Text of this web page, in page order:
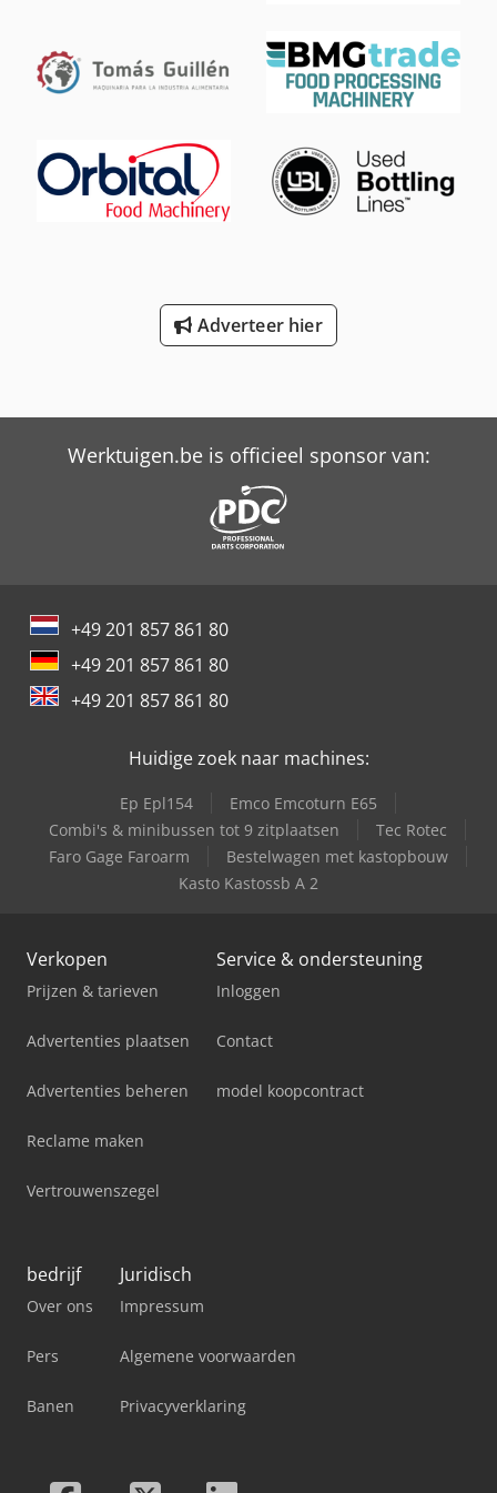
dus niet handmatig afzonderlijk te worden ingelegd, wat
een aanzienlijk productievoordeel met zich meebrengt en
aanzienlijk bijdraagt aan de economische efficiëntie van de
flowpackmachine. De flowpackverpakkingsmachine van
afgestemd op de zaklengte, wat resulteert in een optimale
snelheid. – Specificaties: Geschikte productafmetingen: L
(afhankelijk van de lengte van de tas) x B (15-60) x H (5-30)
mm; Afmetingen tas: L(70-200)xB(15-60)xH(5-30)mm; Aantal
9,5kW; Afmetingen machine: L9734xB1110xH1924mm;
Gewicht: 3500 kg. Houd er rekening mee dat onze nieuwe
korte levertijden van circa 3 weken voor machines die op
leverbaar met volledige garantie. Chsdev Nli Dopfx Ah Tsa
Adverteer hier
Werktuigen.be is officieel sponsor van:
+49 201 857 861 80
+49 201 857 861 80
+49 201 857 861 80
Huidige zoek naar machines:
Ep Epl154
Emco Emcoturn E65
Combi's & minibussen tot 9 zitplaatsen
Tec Rotec
Faro Gage Faroarm
Bestelwagen met kastopbouw
Kasto Kastossb A 2
Verkopen
Prijzen & tarieven
Advertenties plaatsen
Advertenties beheren
Reclame maken
Vertrouwenszegel
Service & ondersteuning
Inloggen
Contact
model koopcontract
bedrijf
Over ons
Pers
Banen
Juridisch
Impressum
Algemene voorwaarden
Privacyverklaring